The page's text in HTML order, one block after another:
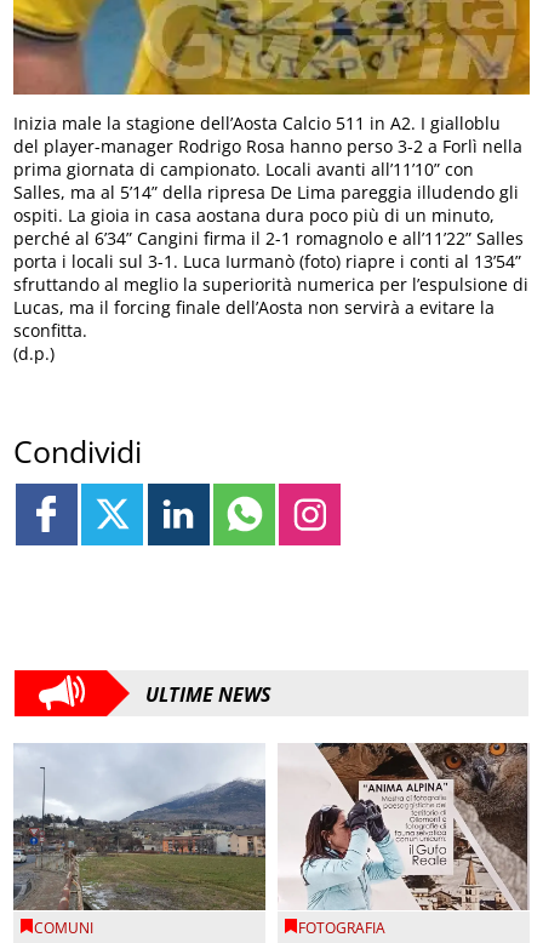
Inizia male la stagione dell’Aosta Calcio 511 in A2. I gialloblu
del player-manager Rodrigo Rosa hanno perso 3-2 a Forlì nella
prima giornata di campionato. Locali avanti all’11’10” con
Salles, ma al 5’14” della ripresa De Lima pareggia illudendo gli
ospiti. La gioia in casa aostana dura poco più di un minuto,
perché al 6’34” Cangini firma il 2-1 romagnolo e all’11’22” Salles
porta i locali sul 3-1. Luca Iurmanò (foto) riapre i conti al 13’54”
sfruttando al meglio la superiorità numerica per l’espulsione di
Lucas, ma il forcing finale dell’Aosta non servirà a evitare la
sconfitta.
(d.p.)
Condividi
ULTIME NEWS
COMUNI FOTOGRAFIA